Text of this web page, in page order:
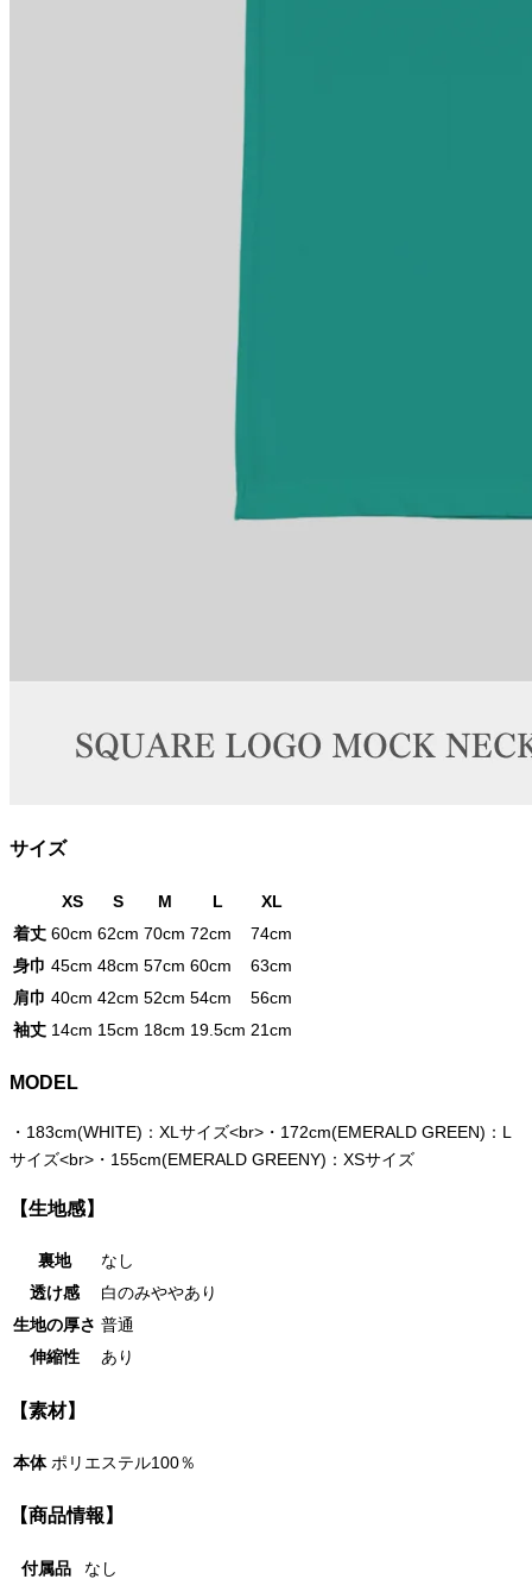
サイズ
XS S M L
XL
着丈 60cm 62cm 70cm 72cm
74cm
身巾 45cm 48cm 57cm 60cm
63cm
肩巾 40cm 42cm 52cm 54cm
56cm
袖丈 14cm 15cm 18cm 19.5cm 21cm
MODEL
・ 183cm(WHITE)：XLサイズ<br>・172cm(EMERALD GREEN)：L
サイズ<br>・155cm(EMERALD GREENY)：XSサイズ
【生地感】
裏地
なし
透け感
白のみややあり
生地の厚さ 普通
伸縮性
あり
【素材】
本体 ポリエステル100％
【商品情報】
付属品
なし